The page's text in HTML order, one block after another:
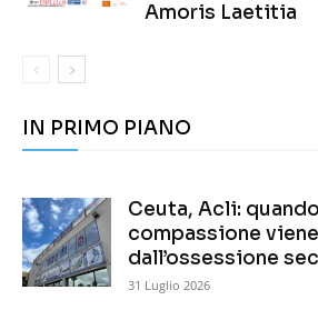
Amoris Laetitia
IN PRIMO PIANO
Ceuta, Acli:
compassione
dall’ossessione
31 Luglio 2026